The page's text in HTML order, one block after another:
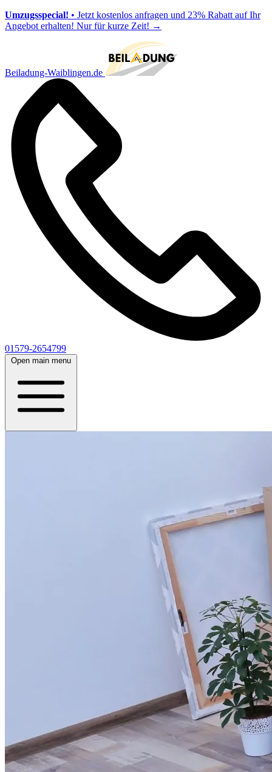
Umzugsspecial! • Jetzt kostenlos anfragen und 23% Rabatt auf Ihr
Angebot erhalten! Nur für kurze Zeit! →
Beiladung-Waiblingen.de
01579-2654799
Open main menu